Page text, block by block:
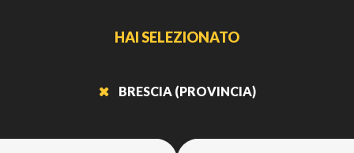
HAI SELEZIONATO
BRESCIA (PROVINCIA)